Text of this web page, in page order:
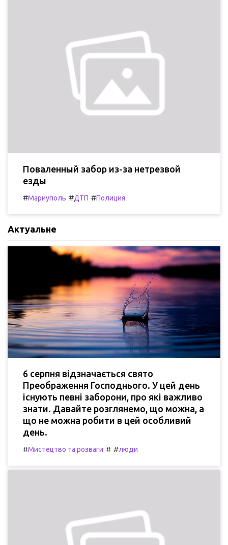
Поваленный забор из-за нетрезвой
езды
#Мариуполь #ДТП #Полиция
Актуальне
6 серпня відзначається свято
Преображення Господнього. У цей день
існують певні заборони, про які важливо
знати. Давайте розглянемо, що можна, а
що не можна робити в цей особливий
день.
#Мистецтво та розваги # #люди